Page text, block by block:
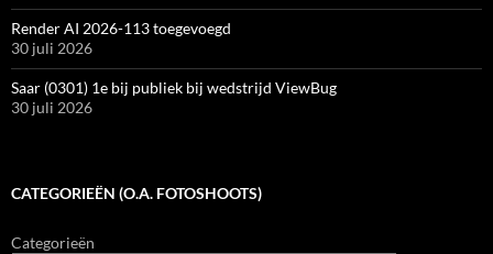
Render AI 2026-113 toegevoegd
30 juli 2026
Saar (0301) 1e bij publiek bij wedstrijd ViewBug
30 juli 2026
CATEGORIEËN (O.A. FOTOSHOOTS)
Categorieën